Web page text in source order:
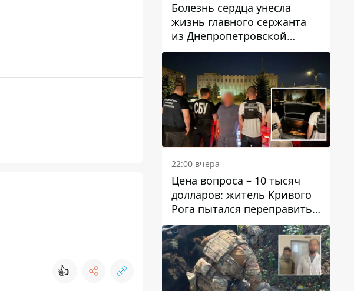
👍
Болезнь сердца унесла
жизнь главного сержанта
из Днепропетровской
области Юрия Свистуна
22:00 вчера
Цена вопроса – 10 тысяч
долларов: житель Кривого
Рога пытался переправить
мужчину в Словакию